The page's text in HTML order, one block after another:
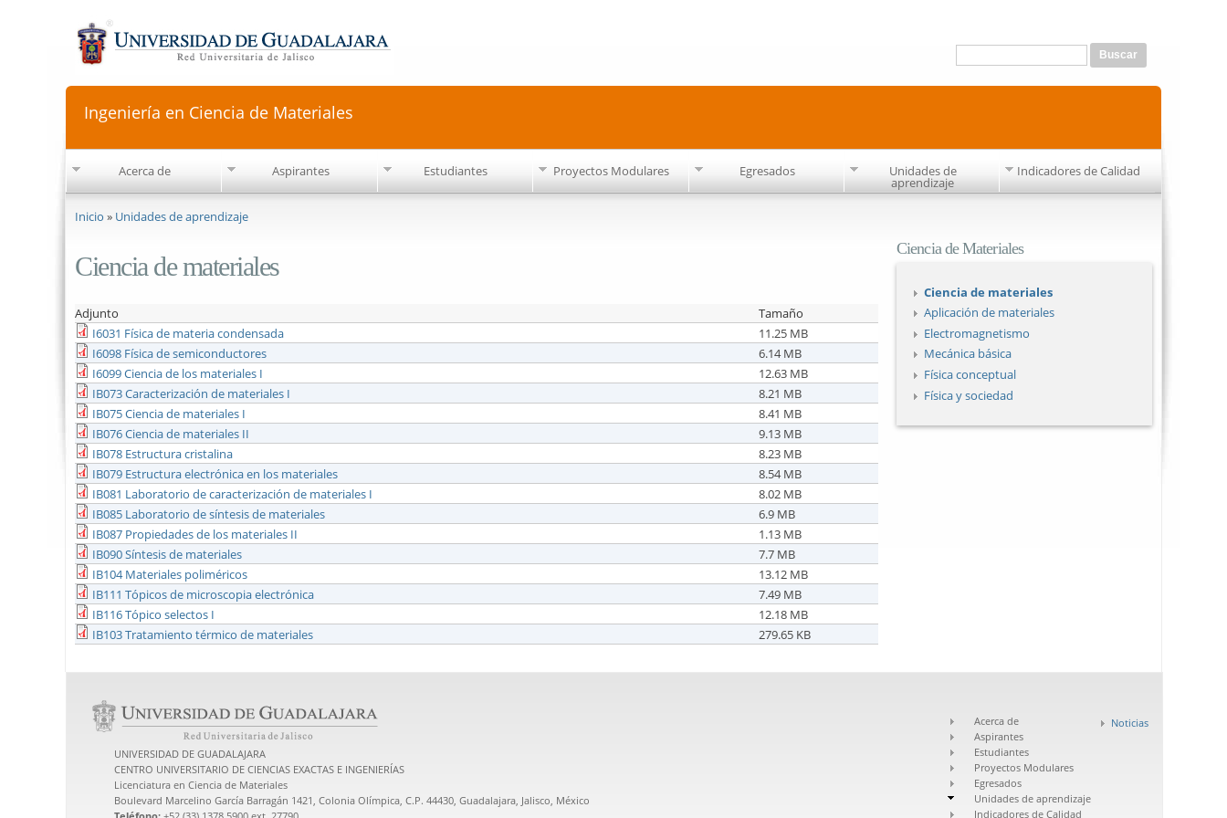
Ingeniería en Ciencia de Materiales
Acerca de Aspirantes Estudiantes Proyectos Modulares Egresados Unidades de
aprendizaje
Indicadores de Calidad
Inicio » Unidades de aprendizaje
Ciencia de materiales
Adjunto
Tamaño
I6031 Física de materia condensada
11.25 MB
I6098 Física de semiconductores
6.14 MB
I6099 Ciencia de los materiales I
12.63 MB
IB073 Caracterización de materiales I
8.21 MB
IB075 Ciencia de materiales I
8.41 MB
IB076 Ciencia de materiales II
9.13 MB
IB078 Estructura cristalina
8.23 MB
IB079 Estructura electrónica en los materiales
8.54 MB
IB081 Laboratorio de caracterización de materiales I
8.02 MB
IB085 Laboratorio de síntesis de materiales
6.9 MB
IB087 Propiedades de los materiales II
1.13 MB
IB090 Síntesis de materiales
7.7 MB
IB104 Materiales poliméricos
13.12 MB
IB111 Tópicos de microscopia electrónica
7.49 MB
IB116 Tópico selectos I
12.18 MB
IB103 Tratamiento térmico de materiales
279.65 KB
Ciencia de Materiales
Ciencia de materiales
Aplicación de materiales
Electromagnetismo
Mecánica básica
Física conceptual
Física y sociedad
UNIVERSIDAD DE GUADALAJARA
CENTRO UNIVERSITARIO DE CIENCIAS EXACTAS E INGENIERÍAS
Licenciatura en Ciencia de Materiales
Boulevard Marcelino García Barragán 1421, Colonia Olímpica, C.P. 44430, Guadalajara, Jalisco, México
Noticias
Acerca de
Aspirantes
Estudiantes
Proyectos Modulares
Egresados
Unidades de aprendizaje
Indicadores de Calidad